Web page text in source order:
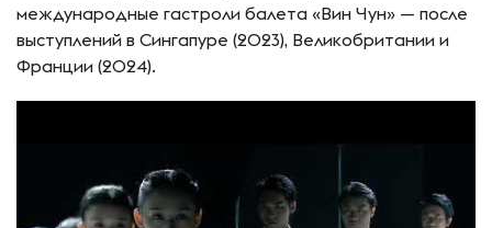
международные гастроли балета «Вин Чун» — после
выступлений в Сингапуре (2023), Великобритании и
Франции (2024).